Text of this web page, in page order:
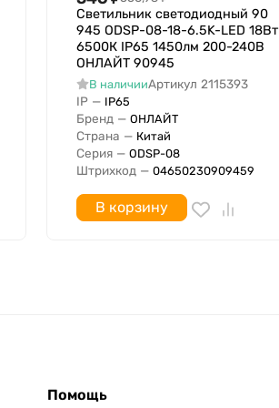
Да
Нет
Нет
Нет
Да
Светильник светодиодный 90
945 ODSP-08-18-6.5K-LED 18Вт
6500К IP65 1450лм 200-240В
ОНЛАЙТ 90945
В наличииАртикул 2115393
IP — IP65
Бренд — ОНЛАЙТ
Страна — Китай
Серия — ODSP-08
Штрихкод — 04650230909459
В корзину
Помощь